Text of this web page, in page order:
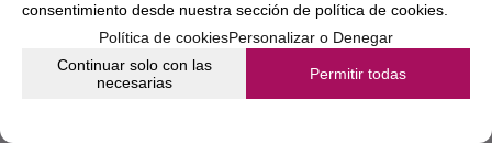
consentimiento desde nuestra sección de política de cookies.
Política de cookiesPersonalizar o Denegar
Continuar solo con las
necesarias
Permitir todas